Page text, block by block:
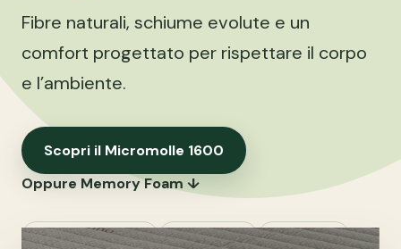
Fibre naturali, schiume evolute e un
comfort progettato per rispettare il corpo
e l’ambiente.
Scopri il Micromolle 1600
Oppure Memory Foam ↓
Modal · Canapa · Lino Lana OliWool® Made in Italy